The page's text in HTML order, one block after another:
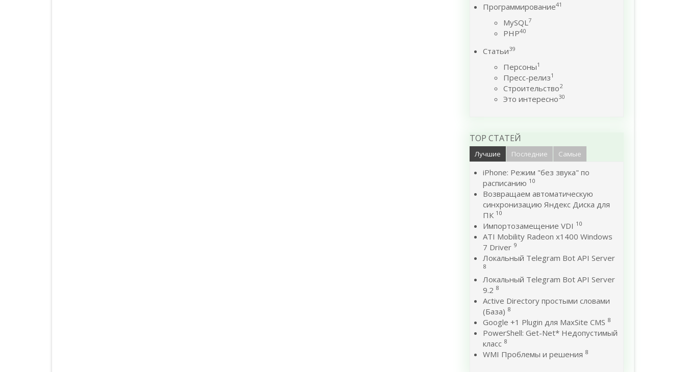
Программирование41
MySQL7
PHP40
Статьи39
Персоны1
Пресс-релиз1
Строительство2
Это интересно30
TOP СТАТЕЙ
Лучшие Последние Самые
iPhone: Режим "без звука" по
расписанию 10
Возвращаем автоматическую
синхронизацию Яндекс Диска для
ПК 10
Импортозамещение VDI 10
ATI Mobility Radeon x1400 Windows
7 Driver 9
Локальный Telegram Bot API Server
8
Локальный Telegram Bot API Server
9.2 8
Active Directory простыми словами
(База) 8
Google +1 Plugin для MaxSite CMS 8
PowerShell: Get-Net* Недопустимый
класс 8
WMI Проблемы и решения 8